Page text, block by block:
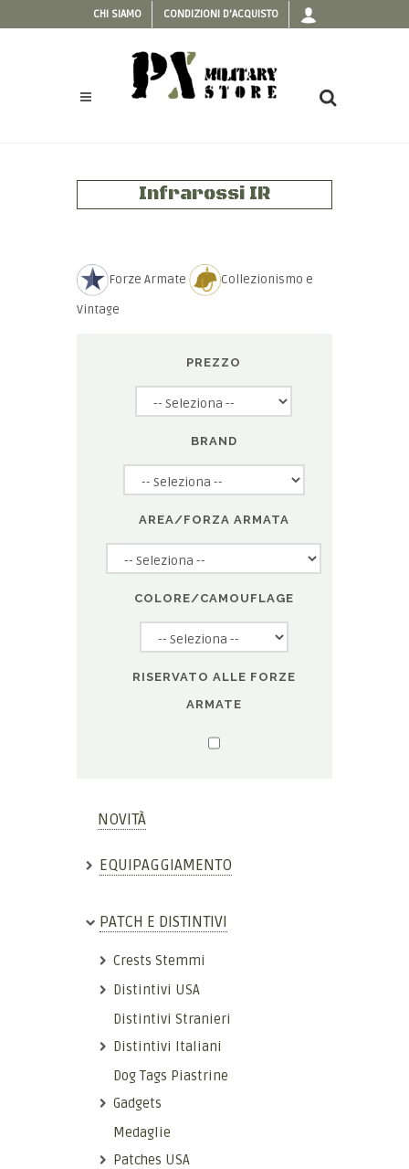
CHI SIAMO CONDIZIONI D'ACQUISTO
Infrarossi IR
Forze Armate Collezionismo e
Vintage
PREZZO
BRAND
AREA/FORZA ARMATA
COLORE/CAMOUFLAGE
RISERVATO ALLE FORZE
ARMATE
NOVITÀ
EQUIPAGGIAMENTO
PATCH E DISTINTIVI
Crests Stemmi
Distintivi USA
Distintivi Stranieri
Distintivi Italiani
Dog Tags Piastrine
Gadgets
Medaglie
Patches USA